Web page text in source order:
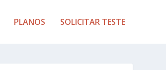
PLANOS SOLICITAR TESTE